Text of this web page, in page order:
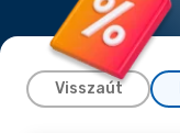
Visszaút